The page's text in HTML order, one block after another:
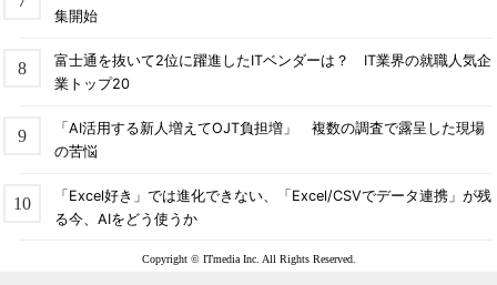
集開始
富士通を抜いて2位に躍進したITベンダーは？ IT業界の就職人気企
業トップ20
「AI活用する新人増えてOJT負担増」 複数の調査で露呈した現場
の苦悩
「Excel好き」では進化できない、「Excel/CSVでデータ連携」が残
る今、AIをどう使うか
Copyright © ITmedia Inc. All Rights Reserved.